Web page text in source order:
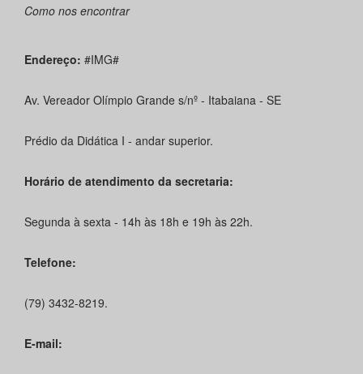
Como nos encontrar
Endereço: #IMG#
Av. Vereador Olímpio Grande s/nº - Itabaiana - SE
Prédio da Didática I - andar superior.
Horário de atendimento da secretaria:
Segunda à sexta - 14h às 18h e 19h às 22h.
Telefone:
(79) 3432-8219.
E-mail: